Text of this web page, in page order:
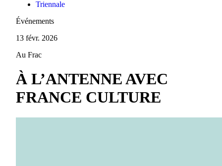
Triennale
Événements
13 févr. 2026
Au Frac
À L’ANTENNE AVEC
FRANCE CULTURE